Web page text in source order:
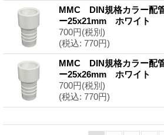
MMC DIN規格カラー配
ー25x21mm ホワイト
700円(税別)
(税込: 770円)
MMC DIN規格カラー配
ー25x26mm ホワイト
700円(税別)
(税込: 770円)